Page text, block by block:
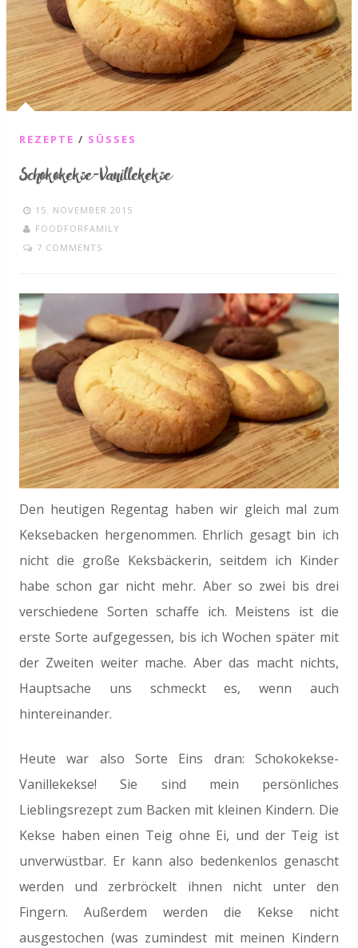
REZEPTE / SÜSSES
Schokokekse-Vanillekekse
15. NOVEMBER 2015
FOODFORFAMILY
7 COMMENTS
Den heutigen Regentag haben wir gleich mal zum
Keksebacken hergenommen. Ehrlich gesagt bin ich
nicht die große Keksbäckerin, seitdem ich Kinder
habe schon gar nicht mehr. Aber so zwei bis drei
verschiedene Sorten schaffe ich. Meistens ist die
erste Sorte aufgegessen, bis ich Wochen später mit
der Zweiten weiter mache. Aber das macht nichts,
Hauptsache uns schmeckt es, wenn auch
hintereinander.
Heute war also Sorte Eins dran: Schokokekse-
Vanillekekse! Sie sind mein persönliches
Lieblingsrezept zum Backen mit kleinen Kindern. Die
Kekse haben einen Teig ohne Ei, und der Teig ist
unverwüstbar. Er kann also bedenkenlos genascht
werden und zerbröckelt ihnen nicht unter den
Fingern. Außerdem werden die Kekse nicht
ausgestochen (was zumindest mit meinen Kindern